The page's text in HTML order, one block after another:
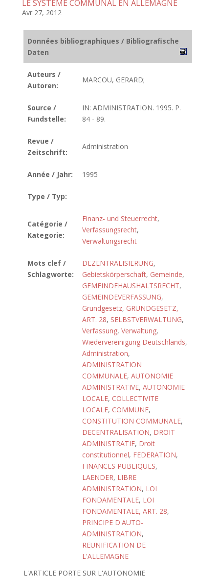
LE SYSTEME COMMUNAL EN ALLEMAGNE
Avr 27, 2012
Données bibliographiques / Bibliografische
Daten
Auteurs /
Autoren:
MARCOU, GERARD;
Source /
Fundstelle:
IN: ADMINISTRATION. 1995. P.
84 - 89.
Revue /
Zeitschrift:
Administration
Année / Jahr: 1995
Type / Typ:
Catégorie /
Kategorie:
Finanz- und Steuerrecht,
Verfassungsrecht,
Verwaltungsrecht
Mots clef /
Schlagworte:
DEZENTRALISIERUNG,
Gebietskörperschaft, Gemeinde,
GEMEINDEHAUSHALTSRECHT,
GEMEINDEVERFASSUNG,
Grundgesetz, GRUNDGESETZ,
ART. 28, SELBSTVERWALTUNG,
Verfassung, Verwaltung,
Wiedervereinigung Deutschlands,
Administration,
ADMINISTRATION
COMMUNALE, AUTONOMIE
ADMINISTRATIVE, AUTONOMIE
LOCALE, COLLECTIVITE
LOCALE, COMMUNE,
CONSTITUTION COMMUNALE,
DECENTRALISATION, DROIT
ADMINISTRATIF, Droit
constitutionnel, FEDERATION,
FINANCES PUBLIQUES,
LAENDER, LIBRE
ADMINISTRATION, LOI
FONDAMENTALE, LOI
FONDAMENTALE, ART. 28,
PRINCIPE D'AUTO-
ADMINISTRATION,
REUNIFICATION DE
L'ALLEMAGNE
L'ARTICLE PORTE SUR L'AUTONOMIE